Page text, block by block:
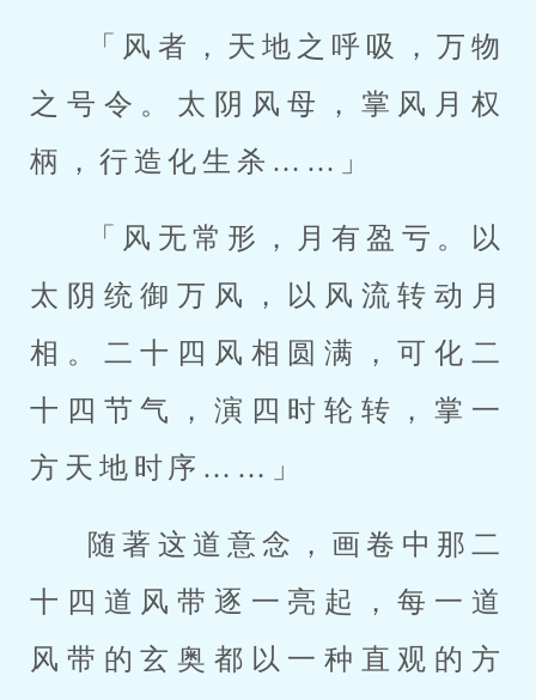
「风者，天地之呼吸，万物
之号令。太阴风母，掌风月权
柄，行造化生杀……」
「风无常形，月有盈亏。以
太阴统御万风，以风流转动月
相。二十四风相圆满，可化二
十四节气，演四时轮转，掌一
方天地时序……」
随著这道意念，画卷中那二
十四道风带逐一亮起，每一道
风带的玄奥都以一种直观的方